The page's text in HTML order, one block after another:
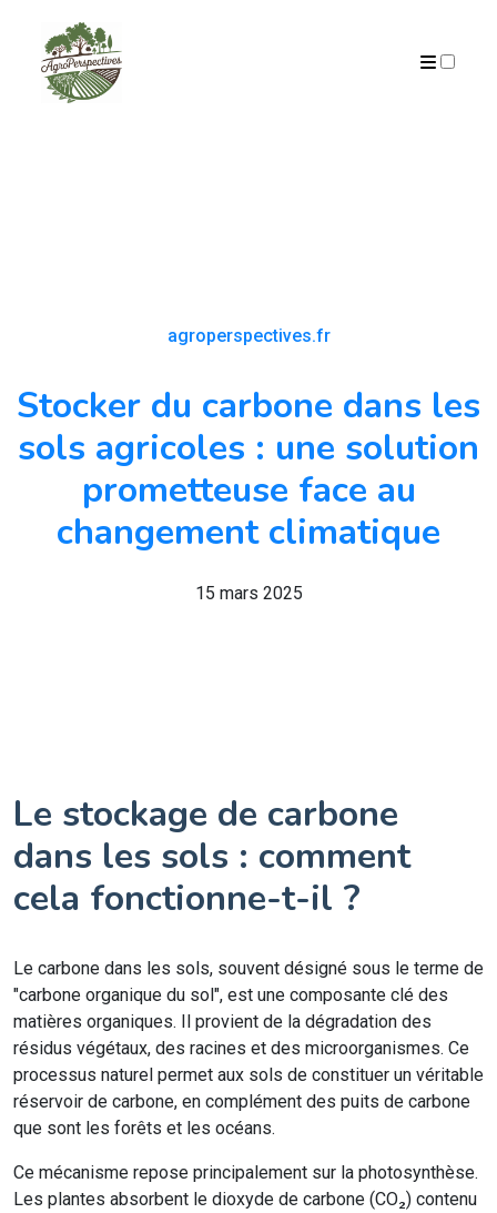
agroperspectives.fr
Stocker du carbone dans les
sols agricoles : une solution
prometteuse face au
changement climatique
15 mars 2025
Le stockage de carbone
dans les sols : comment
cela fonctionne-t-il ?
Le carbone dans les sols, souvent désigné sous le terme de
"carbone organique du sol", est une composante clé des
matières organiques. Il provient de la dégradation des
résidus végétaux, des racines et des microorganismes. Ce
processus naturel permet aux sols de constituer un véritable
réservoir de carbone, en complément des puits de carbone
que sont les forêts et les océans.
Ce mécanisme repose principalement sur la photosynthèse.
Les plantes absorbent le dioxyde de carbone (CO₂) contenu